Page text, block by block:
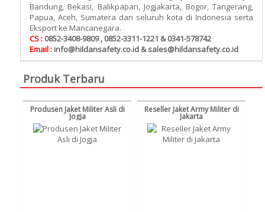
Bandung, Bekasi, Balikpapan, Jogjakarta, Bogor, Tangerang,
Papua, Aceh, Sumatera dan seluruh kota di Indonesia serta
Eksport ke Mancanegara.
CS : 0852-3408-9809 , 0852-3311-1221 & 0341-578742
Email : info@hildansafety.co.id & sales@hildansafety.co.id
Produk Terbaru
Produsen Jaket Militer Asli di
Jogja
Reseller Jaket Army Militer di
Jakarta